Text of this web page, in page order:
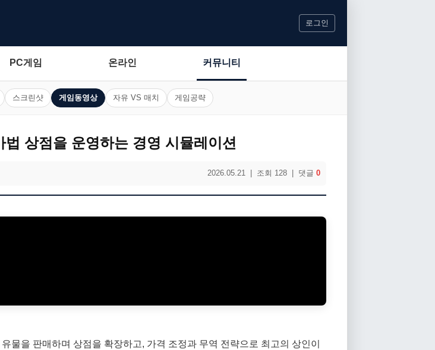
로그인
PC게임 온라인 커뮤니티
스크린샷 게임동영상 자유 VS 매치 게임공략
상점을 운영하는 경영 시뮬레이션
2026.05.21 | 조회 128 | 댓글 0
물을 판매하며 상점을 확장하고, 가격 조정과 무역 전략으로 최고의 상인이